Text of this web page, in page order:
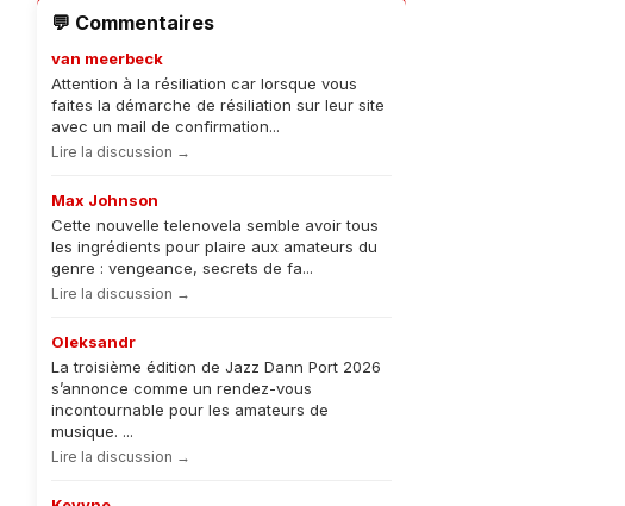
💬 Commentaires
van meerbeck
Attention à la résiliation car lorsque vous
faites la démarche de résiliation sur leur site
avec un mail de confirmation...
Lire la discussion →
Max Johnson
Cette nouvelle telenovela semble avoir tous
les ingrédients pour plaire aux amateurs du
genre : vengeance, secrets de fa...
Lire la discussion →
Oleksandr
La troisième édition de Jazz Dann Port 2026
s’annonce comme un rendez-vous
incontournable pour les amateurs de
musique. ...
Lire la discussion →